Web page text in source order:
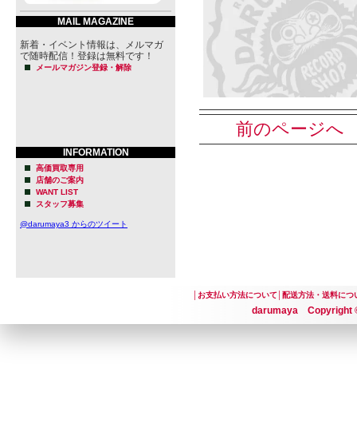
MAIL MAGAZINE
新着・イベント情報は、メルマガ
で随時配信！登録は無料です！
メールマガジン登録・解除
INFORMATION
高価買取専用
店舗のご案内
WANT LIST
スタッフ募集
@darumaya3 からのツイート
前のページへ
お支払い方法について│ 配送方法・送料につ
darumaya Copyright